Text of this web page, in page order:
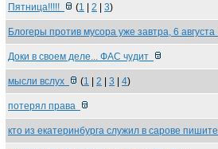
Пятница!!!!! (1 2 3)
Блогеры против мусора уже завтра, 6 августа
Доки в своем деле... ФАС чудит
мысли вслух (1 2 3 4)
потерял права
кто из екатеринбурга служил в сарове пишите